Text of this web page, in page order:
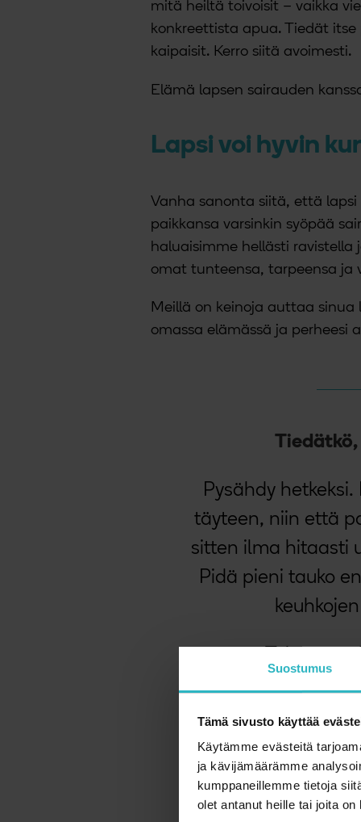
Suostumus
Tämä sivusto käyttää
Käytämme evästeitä
ja kävijämäärämme
kumppaneillemme tietoja
olet antanut heille tai joita
mitä heiltä toivoisit – vaikka
konkreettista apua. Tiedät
kaipaisit. Kerro siitä avoimesti.
Elämä lapsen sairauden
Lapsi voi hyvin
Vanha sanonta siitä, että
paikkansa varsinkin syöpää
haluaisimme hellästi
omat tunteensa, tarpeensa ja
Meillä on keinoja auttaa sinua
omassa elämässä ja perheesi
Pysähdy
täyteen, niin että
sitten ilma hitaasti
Pidä pieni tauko
kehossasi